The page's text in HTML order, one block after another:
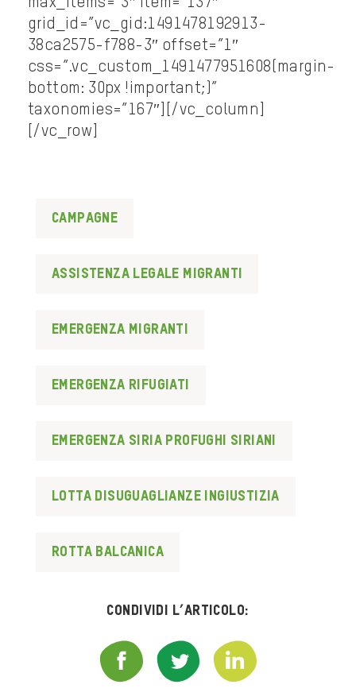
max_items=”3″ item=”137″
grid_id=”vc_gid:1491478192913-
38ca2575-f788-3″ offset=”1″
css=”.vc_custom_1491477951608{margin-
bottom: 30px !important;}”
taxonomies=”167″][/vc_column]
[/vc_row]
Campagne
assistenza legale migranti
emergenza migranti
emergenza rifugiati
emergenza siria profughi siriani
lotta disuguaglianze ingiustizia
rotta balcanica
Condividi l’articolo: